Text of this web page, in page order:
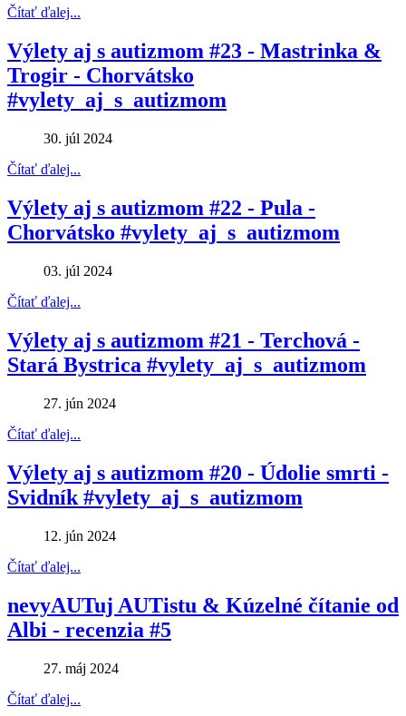
Čítať ďalej...
Výlety aj s autizmom #23 - Mastrinka &
Trogir - Chorvátsko
#vylety_aj_s_autizmom
30. júl 2024
Čítať ďalej...
Výlety aj s autizmom #22 - Pula -
Chorvátsko #vylety_aj_s_autizmom
03. júl 2024
Čítať ďalej...
Výlety aj s autizmom #21 - Terchová -
Stará Bystrica #vylety_aj_s_autizmom
27. jún 2024
Čítať ďalej...
Výlety aj s autizmom #20 - Údolie smrti -
Svidník #vylety_aj_s_autizmom
12. jún 2024
Čítať ďalej...
nevyAUTuj AUTistu & Kúzelné čítanie od
Albi - recenzia #5
27. máj 2024
Čítať ďalej...